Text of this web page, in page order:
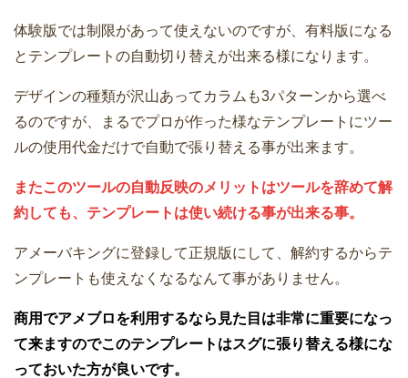
体験版では制限があって使えないのですが、有料版になる
とテンプレートの自動切り替えが出来る様になります。
デザインの種類が沢山あってカラムも3パターンから選べ
るのですが、まるでプロが作った様なテンプレートにツー
ルの使用代金だけで自動で張り替える事が出来ます。
またこのツールの自動反映のメリットはツールを辞めて解
約しても、テンプレートは使い続ける事が出来る事。
アメーバキングに登録して正規版にして、解約するからテ
ンプレートも使えなくなるなんて事がありません。
商用でアメブロを利用するなら見た目は非常に重要になっ
て来ますのでこのテンプレートはスグに張り替える様にな
っておいた方が良いです。